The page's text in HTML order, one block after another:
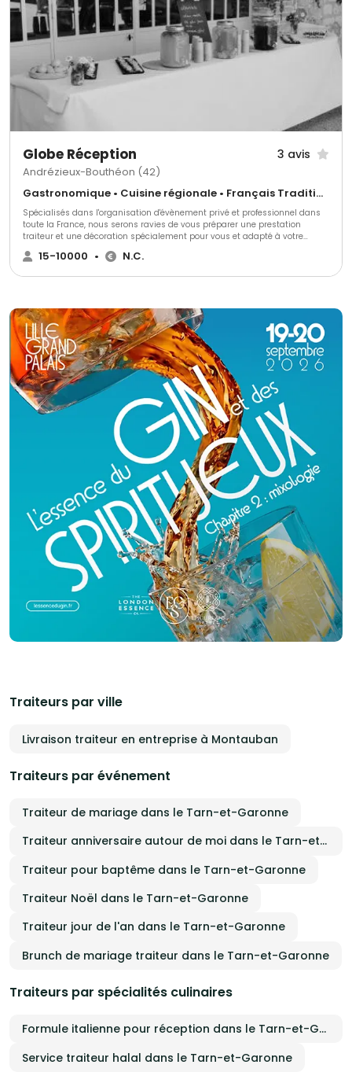
événements familiaux ou professionnels, nous vous proposons
d’organiser votre réception clé en main... Au plaisir d'échanger avec vous !
Globe Réception 3 avis
Andrézieux-Bouthéon (42)
Gastronomique • Cuisine régionale • Français Traditionnel
Spécialisés dans l'organisation d'évènement privé et professionnel dans
toute la France, nous serons ravies de vous préparer une prestation
traiteur et une décoration spécialement pour vous et adapté à votre
thème. Nous mettons tout en œuvre pour accorder la décoration à votre
événement et créer une identité inédite.
15-10000 • N.C.
Traiteurs par ville
Livraison traiteur en entreprise à Montauban
Traiteurs par événement
Traiteur de mariage dans le Tarn-et-Garonne
Traiteur anniversaire autour de moi dans le Tarn-et-Garonne
Traiteur pour baptême dans le Tarn-et-Garonne
Traiteur Noël dans le Tarn-et-Garonne
Traiteur jour de l'an dans le Tarn-et-Garonne
Brunch de mariage traiteur dans le Tarn-et-Garonne
Traiteurs par spécialités culinaires
Formule italienne pour réception dans le Tarn-et-Garonne
Service traiteur halal dans le Tarn-et-Garonne